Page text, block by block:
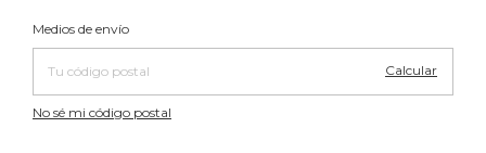
Entregas para el CP:
Medios de envío
Calcular
No sé mi código postal